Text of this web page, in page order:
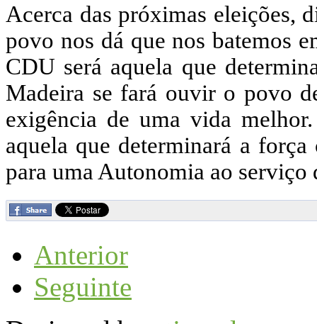
Acerca das próximas eleições,
povo nos dá que nos batemos
CDU será aquela que
Madeira se fará ouvir o povo
exigência de uma vida
aquela que determinará a
para uma Autonomia ao serviço
Anterior
Seguinte